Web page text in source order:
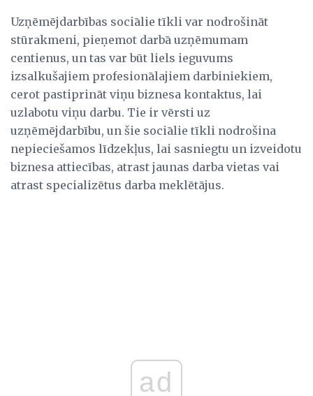
Uzņēmējdarbības sociālie tīkli var nodrošināt
stūrakmeni, pieņemot darbā uzņēmumam
centienus, un tas var būt liels ieguvums
izsalkušajiem profesionālajiem darbiniekiem,
cerot pastiprināt viņu biznesa kontaktus, lai
uzlabotu viņu darbu. Tie ir vērsti uz
uzņēmējdarbību, un šie sociālie tīkli nodrošina
nepieciešamos līdzekļus, lai sasniegtu un izveidotu
biznesa attiecības, atrast jaunas darba vietas vai
atrast specializētus darba meklētājus.
ad